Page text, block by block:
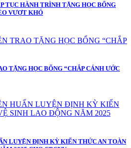
TỤC HÀNH TRÌNH TẶNG HỌC BỔNG
VƯỢT KHÓ
TẶNG HỌC BỔNG “CHẮP CÁNH ƯỚC
LUYỆN ĐỊNH KỲ KIẾN THỨC AN TOÀN